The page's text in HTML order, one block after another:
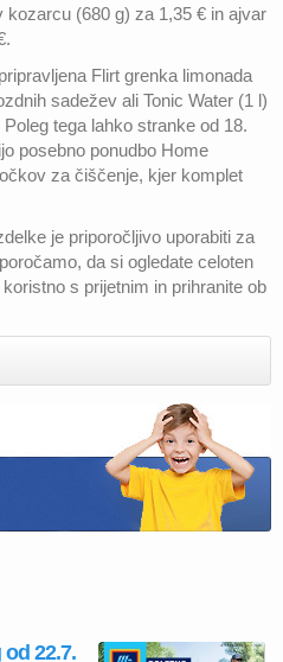
kozarcu (680 g) za 1,35 € in ajvar
Flirt grenka limonada
sadežev ali Tonic Water (1 l)
tega lahko stranke od 18.
posebno ponudbo Home
za čiščenje, kjer komplet
je priporočljivo uporabiti za
da si ogledate celoten
s prijetnim in prihranite ob
22.7.